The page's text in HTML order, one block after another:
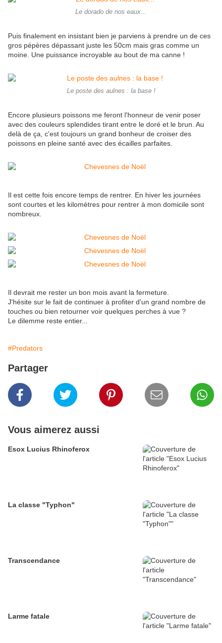
Le dorado de nos eaux...
Puis finalement en insistant bien je parviens à prendre un de ces
gros pépères dépassant juste les 50cm mais gras comme un
moine. Une puissance incroyable au bout de ma canne !
Le poste des aulnes : la base !
Encore plusieurs poissons me feront l'honneur de venir poser
avec des couleurs splendides tirant entre le doré et le brun. Au
delà de ça, c'est toujours un grand bonheur de croiser des
poissons en pleine santé avec des écailles parfaites.
Il est cette fois encore temps de rentrer. En hiver les journées
sont courtes et les kilomètres pour rentrer à mon domicile sont
nombreux.
Il devrait me rester un bon mois avant la fermeture.
J'hésite sur le fait de continuer à profiter d'un grand nombre de
touches ou bien retourner voir quelques perches à vue ?
Le dilemme reste entier...
#Predators
Partager
Vous aimerez aussi
Esox Lucius Rhinoferox
La classe "Typhon"
Transcendance
Larme fatale